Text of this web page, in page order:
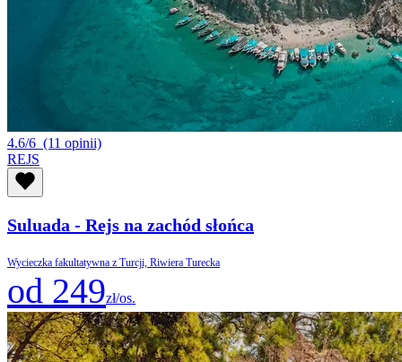
4.6/6 (11 opinii)
REJS
Suluada - Rejs na zachód słońca
Wycieczka fakultatywna z Turcji, Riwiera Turecka
od 249zł/os.